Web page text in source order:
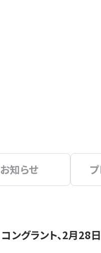
お知らせ
コングラント、2月28